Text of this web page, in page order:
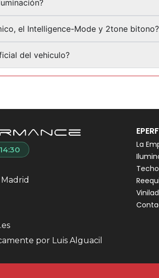
el Intelligence-Mode y 2tone bitono?
del vehiculo?
por Luis Alguacil
La